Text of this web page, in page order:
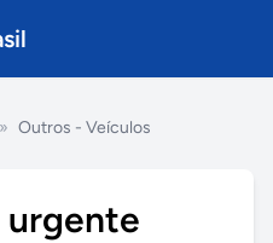
» Outros - Veículos
urgente